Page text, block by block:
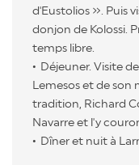
d'Eustolios ». Puis
donjon de Kolossi.
temps libre.
Déjeuner. Visite
Lemesos et de son
tradition, Richard
Navarre et l'y
Dîner et nuit à